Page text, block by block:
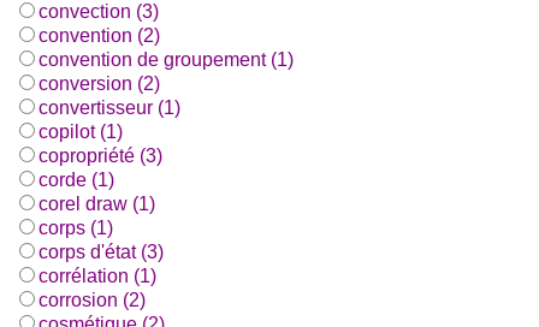
convection (3)
convention (2)
convention de groupement (1)
conversion (2)
convertisseur (1)
copilot (1)
copropriété (3)
corde (1)
corel draw (1)
corps (1)
corps d'état (3)
corrélation (1)
corrosion (2)